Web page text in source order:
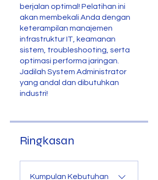
berjalan optimal! Pelatihan ini
akan membekali Anda dengan
keterampilan manajemen
infrastruktur IT, keamanan
sistem, troubleshooting, serta
optimasi performa jaringan.
Jadilah System Administrator
yang andal dan dibutuhkan
industri!
Ringkasan
Kumpulan Kebutuhan